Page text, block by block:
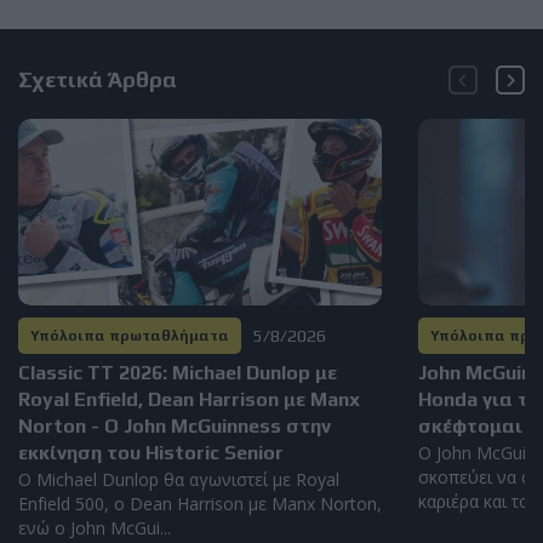
Σχετικά Άρθρα
Υπόλοιπα πρωταθλήματα 5/8/2026
Classic TT 2026: Michael Dunlop με
Royal Enfield, Dean Harrison με Manx
Norton - Ο John McGuinness στην
εκκίνηση του Historic Senior
Ο Michael Dunlop θα αγωνιστεί με Royal
Enfield 500, ο Dean Harrison με Manx Norton,
ενώ ο John McGui...
Υπόλοιπα
John
Honda για
σκέφτομαι
Ο John
σκοπεύει να
καριέρα και το